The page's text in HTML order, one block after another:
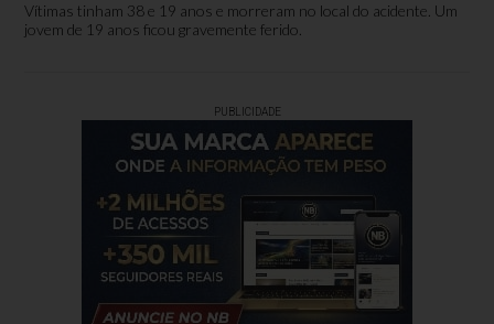
Vítimas tinham 38 e 19 anos e morreram no local do acidente. Um
jovem de 19 anos ficou gravemente ferido.
PUBLICIDADE